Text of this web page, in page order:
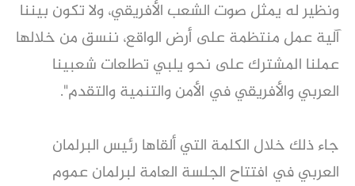
ونظير له يمثل صوت الشعب الأفريقي، ولا تكون بيننا
آلية عمل منتظمة على أرض الواقع، ننسق من خلالها
عملنا المشترك على نحو يلبي تطلعات شعبينا
العربي والأفريقي في الأمن والتنمية والتقدم".
جاء ذلك خلال الكلمة التي ألقاها رئيس البرلمان
العربي في افتتاح الجلسة العامة لبرلمان عموم